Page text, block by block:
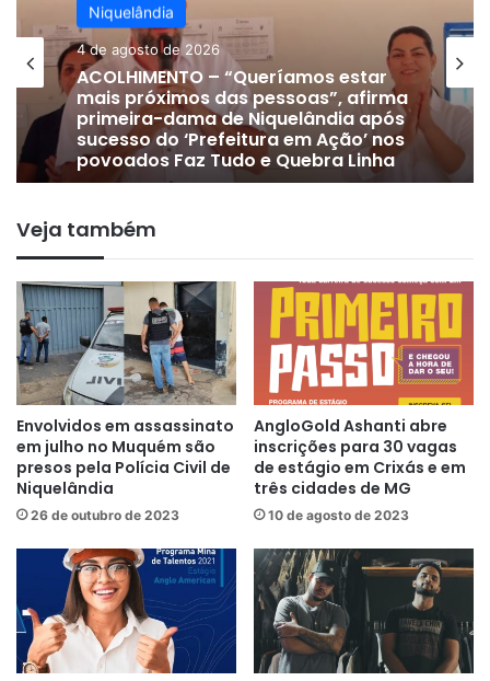
Niquelândia
24 de julho de 2026
DE OLHO EM 2028 | Vice-prefeito
Gervam Freitas oficializa apoio a
Lissauer Vieira após rompimento
com prefeito em Niquelândia
Veja também
Envolvidos em assassinato
em julho no Muquém são
presos pela Polícia Civil de
Niquelândia
26 de outubro de 2023
AngloGold Ashanti abre
inscrições para 30 vagas
de estágio em Crixás e em
três cidades de MG
10 de agosto de 2023